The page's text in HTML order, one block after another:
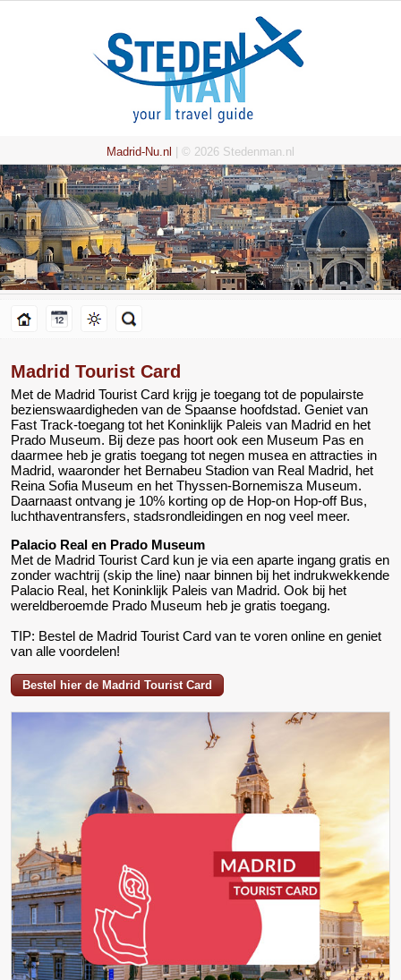
Madrid-Nu.nl | © 2026 Stedenman.nl
Madrid Tourist Card
Met de Madrid Tourist Card krijg je toegang tot de populairste
bezienswaardigheden van de Spaanse hoofdstad. Geniet van
Fast Track-toegang tot het Koninklijk Paleis van Madrid en het
Prado Museum. Bij deze pas hoort ook een Museum Pas en
daarmee heb je gratis toegang tot negen musea en attracties in
Madrid, waaronder het Bernabeu Stadion van Real Madrid, het
Reina Sofia Museum en het Thyssen-Bornemisza Museum.
Daarnaast ontvang je 10% korting op de Hop-on Hop-off Bus,
luchthaventransfers, stadsrondleidingen en nog veel meer.
Palacio Real en Prado Museum
Met de Madrid Tourist Card kun je via een aparte ingang gratis en
zonder wachtrij (skip the line) naar binnen bij het indrukwekkende
Palacio Real, het Koninklijk Paleis van Madrid. Ook bij het
wereldberoemde Prado Museum heb je gratis toegang.
TIP: Bestel de Madrid Tourist Card van te voren online en geniet
van alle voordelen!
Bestel hier de Madrid Tourist Card